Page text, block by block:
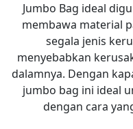
Jumbo Bag ideal
membawa material
segala jenis
menyebabkan
dalamnya. Dengan
jumbo bag ini ideal
dengan cara